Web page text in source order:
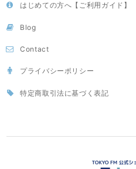
はじめての方へ【ご利用ガイド】
Blog
Contact
プライバシーポリシー
特定商取引法に基づく表記